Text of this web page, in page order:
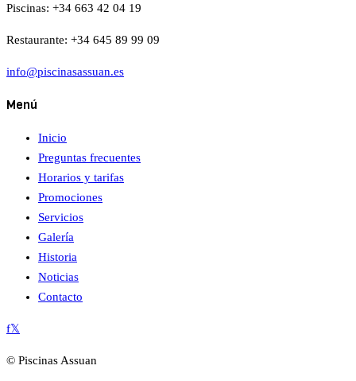
Piscinas: +34 663 42 04 19
Restaurante: +34 645 89 99 09
info@piscinasassuan.es
Menú
Inicio
Preguntas frecuentes
Horarios y tarifas
Promociones
Servicios
Galería
Historia
Noticias
Contacto
f𝕏
© Piscinas Assuan